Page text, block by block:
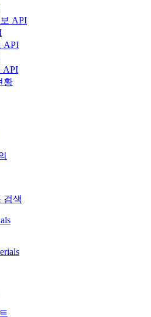
API
API
API
황
검색